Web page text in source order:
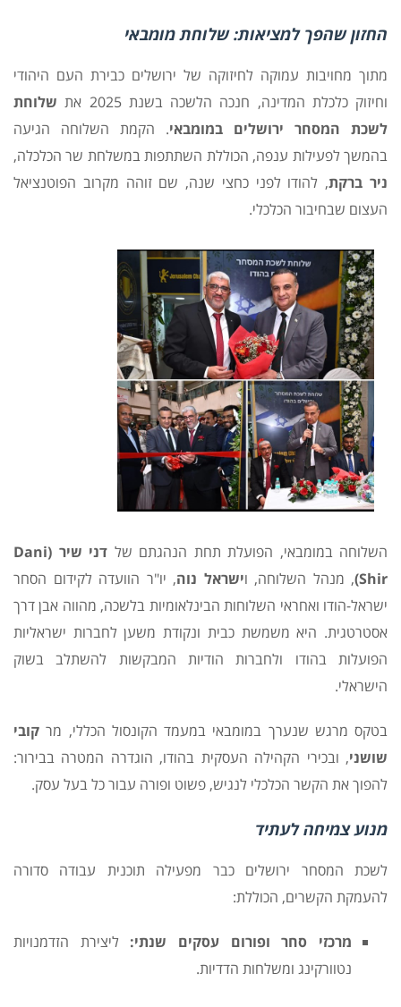
החזון שהפך למציאות: שלוחת מומבאי
מתוך מחויבות עמוקה לחיזוקה של ירושלים כבירת העם היהודי
וחיזוק כלכלת המדינה, חנכה הלשכה בשנת 2025 את
שלוחת
לשכת המסחר ירושלים במומבאי. הקמת השלוחה הגיעה
בהמשך לפעילות ענפה, הכוללת השתתפות במשלחת שר הכלכלה,
ניר ברקת, להודו לפני כחצי שנה, שם זוהה מקרוב הפוטנציאל
העצום שבחיבור הכלכלי.
השלוחה במומבאי, הפועלת תחת הנהגתם של
דני שיר (Dani
Shir) , מנהל השלוחה, וישראל נוה, יו"ר הוועדה לקידום הסחר
ישראל-הודו ואחראי השלוחות הבינלאומיות בלשכה, מהווה אבן דרך
אסטרטגית. היא משמשת כבית ונקודת משען לחברות ישראליות
הפועלות בהודו ולחברות הודיות המבקשות להשתלב בשוק
הישראלי.
בטקס מרגש שנערך במומבאי במעמד הקונסול הכללי, מר קובי
שושני, ובכירי הקהילה העסקית בהודו, הוגדרה המטרה בבירור:
להפוך את הקשר הכלכלי לנגיש, פשוט ופורה עבור כל בעל עסק.
מנוע צמיחה לעתיד
לשכת המסחר ירושלים כבר מפעילה תוכנית עבודה סדורה
להעמקת הקשרים, הכוללת:
מרכזי סחר ופורום עסקים שנתי: ליצירת הזדמנויות
נטוורקינג ומשלחות הדדיות.